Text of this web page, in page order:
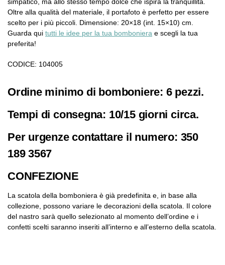
Oltre alla qualità del materiale, il portafoto è perfetto per essere
scelto per i più piccoli. Dimensione: 20×18 (int. 15×10) cm.
Guarda qui tutti le idee per la tua bomboniera e scegli la tua
preferita!
CODICE: 104005
Ordine minimo di bomboniere: 6 pezzi.
Tempi di consegna: 10/15 giorni circa.
Per urgenze contattare il numero: 350
189 3567
CONFEZIONE
La scatola della bomboniera è già predefinita e, in base alla
collezione, possono variare le decorazioni della scatola. Il colore
del nastro sarà quello selezionato al momento dell’ordine e i
confetti scelti saranno inseriti all’interno e all’esterno della scatola.